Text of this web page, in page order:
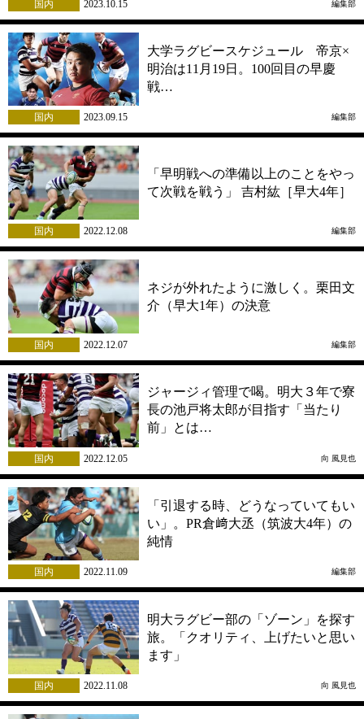
国内 2023.10.15 編集部
大学ラグビースケジュール 帝京×
明治は11月19日。100回目の早慶
戦…
国内 2023.09.15 編集部
「早明戦への準備以上のことをやっ
て次戦を戦う」 吉村紘［早大4年］
国内 2022.12.08 編集部
ネジが外れたように激しく。栗田文
介（早大1年）の決意
国内 2022.12.07 編集部
ジャージィ管理で喝。明大３年で寮
長の池戸将太郎が目指す「当たり
前」とは…
国内 2022.12.05 向 風見也
「引退する時、どうなっていてもい
い」。PR倉﨑大丞（筑波大4年）の
純情
国内 2022.11.09 編集部
明大ラグビー部の「ゾーン」を探す
旅。「クオリティ、上げたいと思い
ます」
国内 2022.11.08 向 風見也